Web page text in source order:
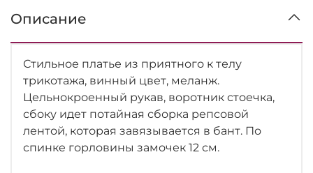
Описание
Стильное платье из приятного к телу
трикотажа, винный цвет, меланж.
Цельнокроенный рукав, воротник стоечка,
сбоку идет потайная сборка репсовой
лентой, которая завязывается в бант. По
спинке горловины замочек 12 см.